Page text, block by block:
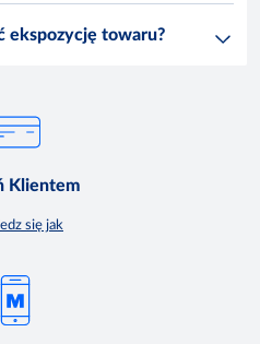
ekspozycję towaru?
Klientem
się jak